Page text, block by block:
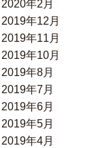
2020年2月
2019年12月
2019年11月
2019年10月
2019年8月
2019年7月
2019年6月
2019年5月
2019年4月